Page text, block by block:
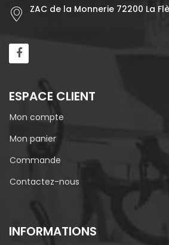
ZAC de la Monnerie 72200 La
ESPACE CLIENT
Mon compte
Mon panier
Commande
Contactez-nous
INFORMATIONS